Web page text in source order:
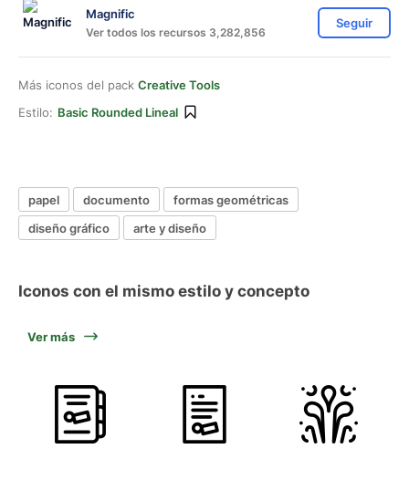
Magnific
Ver todos los recursos 3,282,856
Seguir
Más iconos del pack Creative Tools
Estilo: Basic Rounded Lineal
papel documento
formas geométricas
diseño gráfico
arte y diseño
Iconos con el mismo estilo y concepto
Ver más